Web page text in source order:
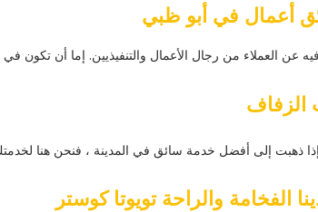
أعمال في أبو ظبي
عن العملاء من رجال الأعمال والتنفيذيين. إما أن تكون
الزفاف
إذا ذهبت إلى أفضل خدمة سائق في المدينة ، فنحن هنا
الفخامة والراحة تويوتا كوستر